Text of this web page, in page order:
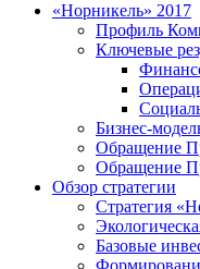
«Норникель» 2017
Профиль
Ключевые
Бизнес-
Обращение
Обращение
Обзор стратегии
Стратегия
Базовые